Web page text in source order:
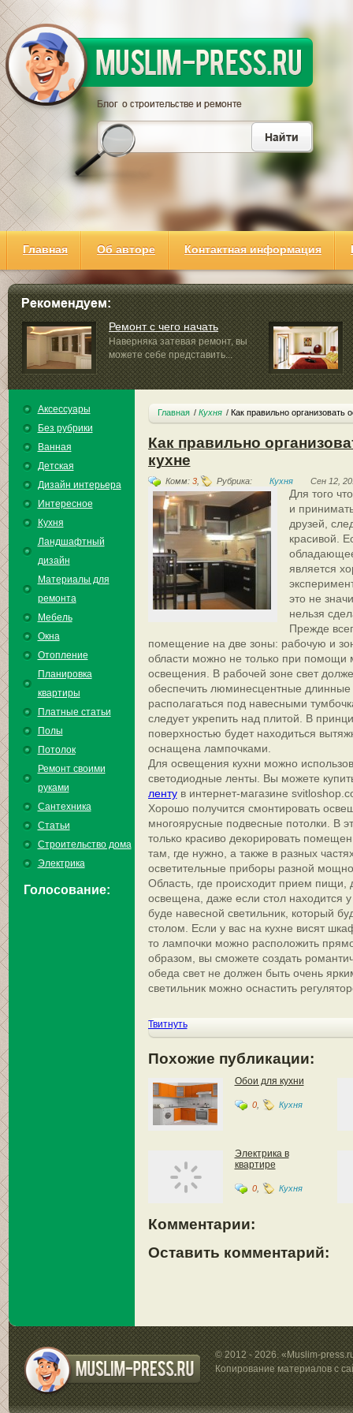
Главная Об авторе Контактная информация
Ремонт с чего начать
Наверняка затевая ремонт, вы
можете себе представить...
Аксессуары
Без рубрики
Ванная
Детская
Дизайн интерьера
Интересное
Кухня
Ландшафтный
дизайн
Материалы для
ремонта
Мебель
Окна
Отопление
Планировка
квартиры
Платные статьи
Полы
Потолок
Ремонт своими
руками
Сантехника
Статьи
Строительство дома
Электрика
Голосование:
Главная Кухня Как правильно организовать
Как правильно
кухне
Комм: 3, Рубрика: Кухня Сен 12,
Для того
и
друзей,
красивой.
является
это не
нельзя
Прежде
помещение на две зоны: рабочую и
области можно не только при
освещения. В рабочей зоне свет
обеспечить люминесцентные
располагаться под навесными
следует укрепить над плитой. В
поверхностью будет находиться
оснащена лампочками.
Для освещения кухни можно
светодиодные ленты. Вы можете
лентув интернет-магазине
Хорошо получится смонтировать
многоярусные подвесные потолки. В
только красиво декорировать
там, где нужно, а также в разных
осветительные приборы разной
Область, где происходит прием пищи,
освещена, даже если стол находится
буде навесной светильник, который
столом. Если у вас на кухне висят
то лампочки можно расположить
образом, вы сможете создать
обеда свет не должен быть очень
светильник можно оснастить
Твитнуть
Похожие публикации:
Обои для кухни
0, Кухня
Электрика в
квартире
0, Кухня
Комментарии:
Оставить комментарий:
© 2012 - 2026. «Muslim-
Копирование материалов с